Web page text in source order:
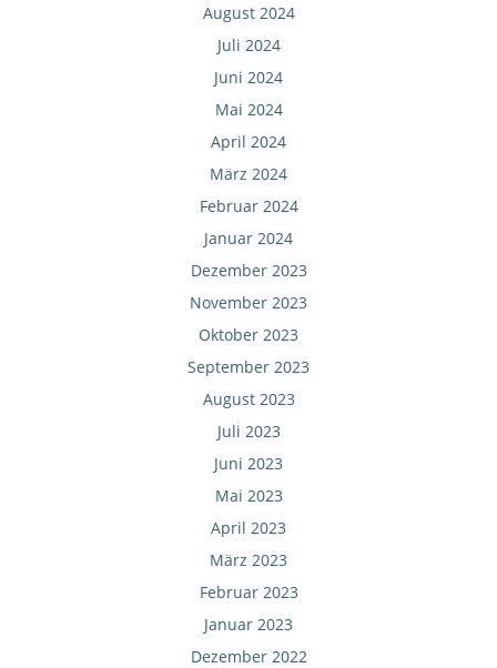
August 2024
Juli 2024
Juni 2024
Mai 2024
April 2024
März 2024
Februar 2024
Januar 2024
Dezember 2023
November 2023
Oktober 2023
September 2023
August 2023
Juli 2023
Juni 2023
Mai 2023
April 2023
März 2023
Februar 2023
Januar 2023
Dezember 2022